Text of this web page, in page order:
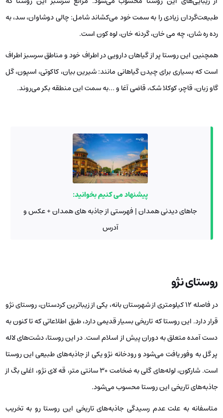
طبیعت‌گردان زیادی را به سمت خود می‌کشاند شامل: چالی دوشاوان، سد، به
رده ره شان، چه می خان، گردنه خان، لوه کون است.
همچنین این روستا پر از گیاهان دارویی در اطراف خود و مناطق سرسبز اطراف
است که بسیاری برای چیدن گیاهانی مانند: شیرین بیان، کاکوتی، اسپون، گل
گاو زبان، قاچر، کوکلا شک، قاضی آغا و …به سمت این منطقه بکر می‌روند.
پیشنهاد می کنیم بخوانید:
جاهای دیدنی همدان | فهرستی از جاذبه های همدان + عکس و
آدرس
روستای نژو
در فاصله ۱۲ کیلومتری از شهرستان بانه، یکی از زیباترین کردستان، روستای نژو
قرار دارد. این روستا که تاریخی بسیار قدیمی دارد، طبق اطلاعاتی که تا کنون به
دست آمده متعلق به دوران پیش از اسلام است. در این روستا، دشت‌های لاله
پر گل به وفور یافت می‌شود و رودخانه نژو یکی از جاذبه‌های طبیعی این روستا
است. شاركون، لوله‌های گلی به ضخامت ۳۰ سانتی متر، قه لای نژو، اغلى بگ از
جاذبه‌های تاریخی این روستا محسوب می‌شود.
متاسفانه به علت عدم رسیدگی جاذبه‌های تاریخی این روستا رو به تخریب